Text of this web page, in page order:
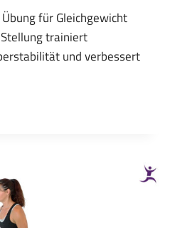
für Gleichgewicht
trainiert
und verbessert